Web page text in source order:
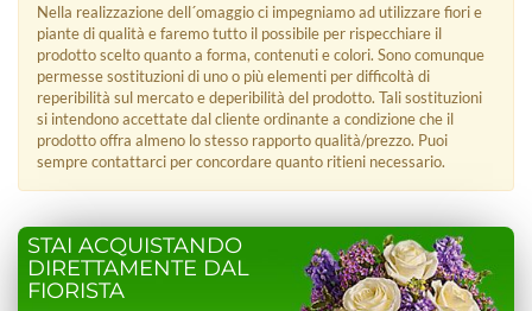
Nella realizzazione dell´omaggio ci impegniamo ad utilizzare fiori e
piante di qualità e faremo tutto il possibile per rispecchiare il
prodotto scelto quanto a forma, contenuti e colori. Sono comunque
permesse sostituzioni di uno o più elementi per difficoltà di
reperibilità sul mercato e deperibilità del prodotto. Tali sostituzioni
si intendono accettate dal cliente ordinante a condizione che il
prodotto offra almeno lo stesso rapporto qualità/prezzo. Puoi
sempre contattarci per concordare quanto ritieni necessario.
STAI ACQUISTANDO
DIRETTAMENTE DAL
FIORISTA